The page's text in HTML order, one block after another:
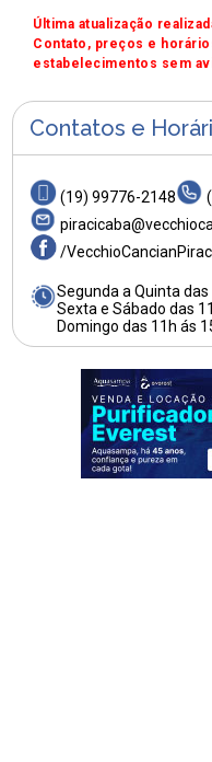
Última atualização
Contato, preços e
estabelecimentos sem
Contatos e
(19) 99776-2148
/
Segunda a Quinta
Sexta e Sábado das
Domingo das 11h ás